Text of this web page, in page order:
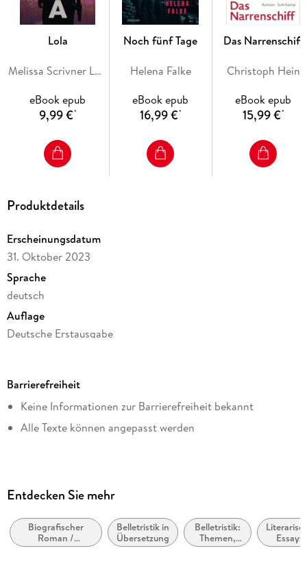
Lola
Melissa Scrivner Love
eBook epub
9,99 €*
Noch fünf Tage
Helena Falke
eBook epub
16,99 €*
Das Narrenschiff
Christoph Hein
eBook epub
15,99 €*
Produktdetails
Erscheinungsdatum
31. Oktober 2023
Sprache
deutsch
Auflage
Deutsche Erstausgabe
Dateigröße
1,20 MB
Reihe
Søren Ulrik Thomsen
Hannes Langendörfer
Verlag/Hersteller
Barrierefreiheit
Keine Informationen zur Barrierefreiheit bekannt
Alle Texte können angepasst werden
Entdecken Sie mehr
Biografischer
Roman /
Autobiografischer
Belletristik in
Übersetzung
Belletristik:
Themen,
Stoffe,
Essays